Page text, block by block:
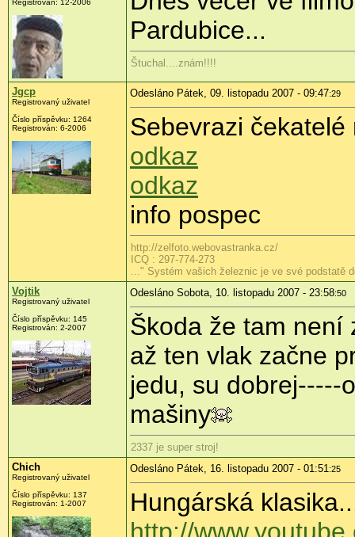
Registrován: 12-2006
Pardubice...
Štuchal....znám!!!!
Jgcp
Registrovaný uživatel
Číslo příspěvku: 1264
Registrován: 6-2006
Odesláno Pátek, 09. listopadu 2007 - 09:47:29
Sebevrazi
odkaz
odkaz
info pospec
http://zelfoto.webovastranka.cz/
ICQ : 297-774-273
..." Systém vašich železnic je ve své podstatě
Vojtik
Registrovaný uživatel
Číslo příspěvku: 145
Registrován: 2-2007
Odesláno Sobota, 10. listopadu 2007 - 23:58:50
Škoda že tam není
až ten vlak začne
jedu, su dobrej-----
mašiny
2337 je super stroj!
Chich
Registrovaný uživatel
Číslo příspěvku: 137
Registrován: 1-2007
Odesláno Pátek, 16. listopadu 2007 - 01:51:25
Hungárská